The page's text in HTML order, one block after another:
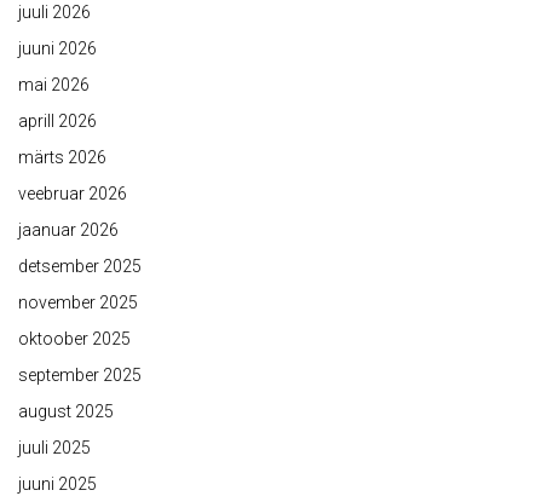
juuli 2026
juuni 2026
mai 2026
aprill 2026
märts 2026
veebruar 2026
jaanuar 2026
detsember 2025
november 2025
oktoober 2025
september 2025
august 2025
juuli 2025
juuni 2025